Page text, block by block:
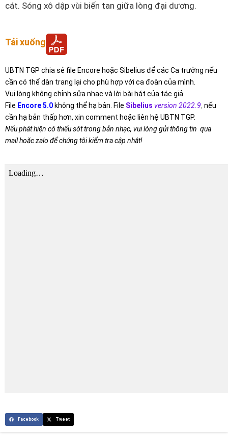
cát. Sóng xô dập vùi biến tan giữa lòng đại dương.
Tải xuống
UBTN TGP chia sẻ file Encore hoặc Sibelius để các Ca trưởng nếu
cần có thể dàn trang lại cho phù hợp với ca đoàn của mình.
Vui lòng không chỉnh sửa nhạc và lời bài hát của tác giả.
File Encore 5.0không thể hạ bản. File Sibelius version 2022.9, nếu
cần hạ bản thấp hơn, xin comment hoặc liên hệ UBTN TGP.
Nếu phát hiện có thiếu sót trong bản nhạc, vui lòng gửi thông tin qua
mail hoặc zalo để chúng tôi kiểm tra cập nhật!
Facebook Tweet